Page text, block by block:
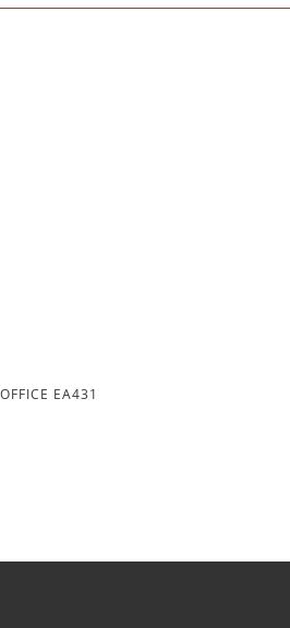
EA431